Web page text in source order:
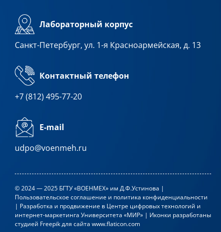
32 часа
Длительность
Лабораторный корпус
Санкт-Петербург, ул. 1-я Красноармейская, д. 13
Контактный телефон
+7 (812) 495-77-20
E-mail
udpo@voenmeh.ru
© 2024 — 2025 БГТУ «ВОЕНМЕХ» им Д.Ф.Устинова |
Пользовательское соглашение и политика конфиденциальности
| Разработка и продвижение в Центре цифровых технологий и
интернет-маркетинга Университета «МИР» | Иконки разработаны
студией Freepikдля сайта www.flaticon.com